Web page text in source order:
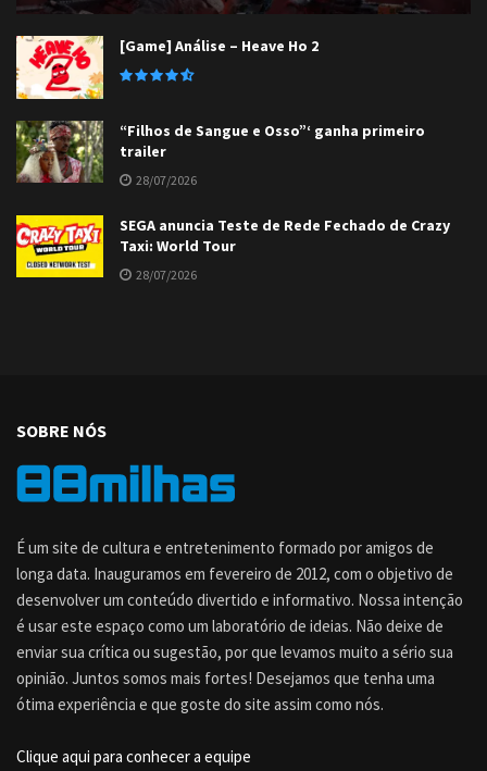
[Game] Análise – Heave Ho 2
“Filhos de Sangue e Osso”‘ ganha primeiro
trailer
28/07/2026
SEGA anuncia Teste de Rede Fechado de Crazy
Taxi: World Tour
28/07/2026
SOBRE NÓS
É um site de cultura e entretenimento formado por amigos de
longa data. Inauguramos em fevereiro de 2012, com o objetivo de
desenvolver um conteúdo divertido e informativo. Nossa intenção
é usar este espaço como um laboratório de ideias. Não deixe de
enviar sua crítica ou sugestão, por que levamos muito a sério sua
opinião. Juntos somos mais fortes! Desejamos que tenha uma
ótima experiência e que goste do site assim como nós.
Clique aqui para conhecer a equipe